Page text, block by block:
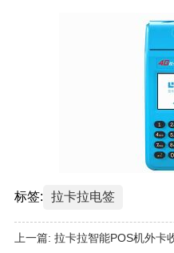
标签: 拉卡拉电签
上一篇: 拉卡拉智能POS机外卡